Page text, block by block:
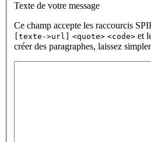
Texte de votre message
Ce champ accepte les raccourcis
[texte->url]
<quote> <code> et
créer des paragraphes, laissez